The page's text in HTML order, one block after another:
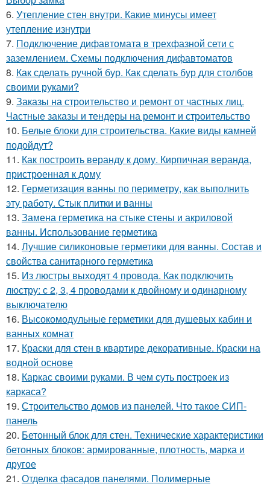
6. Утепление стен внутри. Какие минусы имеет
утепление изнутри
7. Подключение дифавтомата в трехфазной сети с
заземлением. Схемы подключения дифавтоматов
8. Как сделать ручной бур. Как сделать бур для столбов
своими руками?
9. Заказы на строительство и ремонт от частных лиц.
Частные заказы и тендеры на ремонт и строительство
10. Белые блоки для строительства. Какие виды камней
подойдут?
11. Как построить веранду к дому. Кирпичная веранда,
пристроенная к дому
12. Герметизация ванны по периметру, как выполнить
эту работу. Стык плитки и ванны
13. Замена герметика на стыке стены и акриловой
ванны. Использование герметика
14. Лучшие силиконовые герметики для ванны. Состав и
свойства санитарного герметика
15. Из люстры выходят 4 провода. Как подключить
люстру: с 2, 3, 4 проводами к двойному и одинарному
выключателю
16. Высокомодульные герметики для душевых кабин и
ванных комнат
17. Краски для стен в квартире декоративные. Краски на
водной основе
18. Каркас своими руками. В чем суть построек из
каркаса?
19. Строительство домов из панелей. Что такое СИП-
панель
20. Бетонный блок для стен. Технические характеристики
бетонных блоков: армированные, плотность, марка и
другое
21. Отделка фасадов панелями. Полимерные